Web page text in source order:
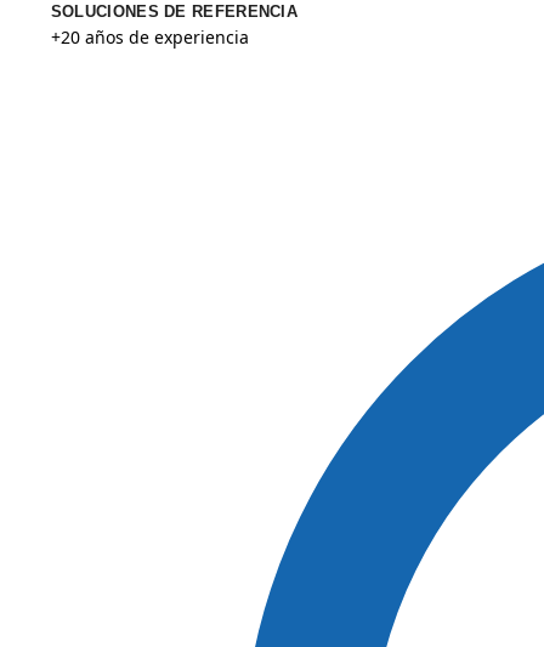
SOLUCIONES DE REFERENCIA
+20 años de experiencia